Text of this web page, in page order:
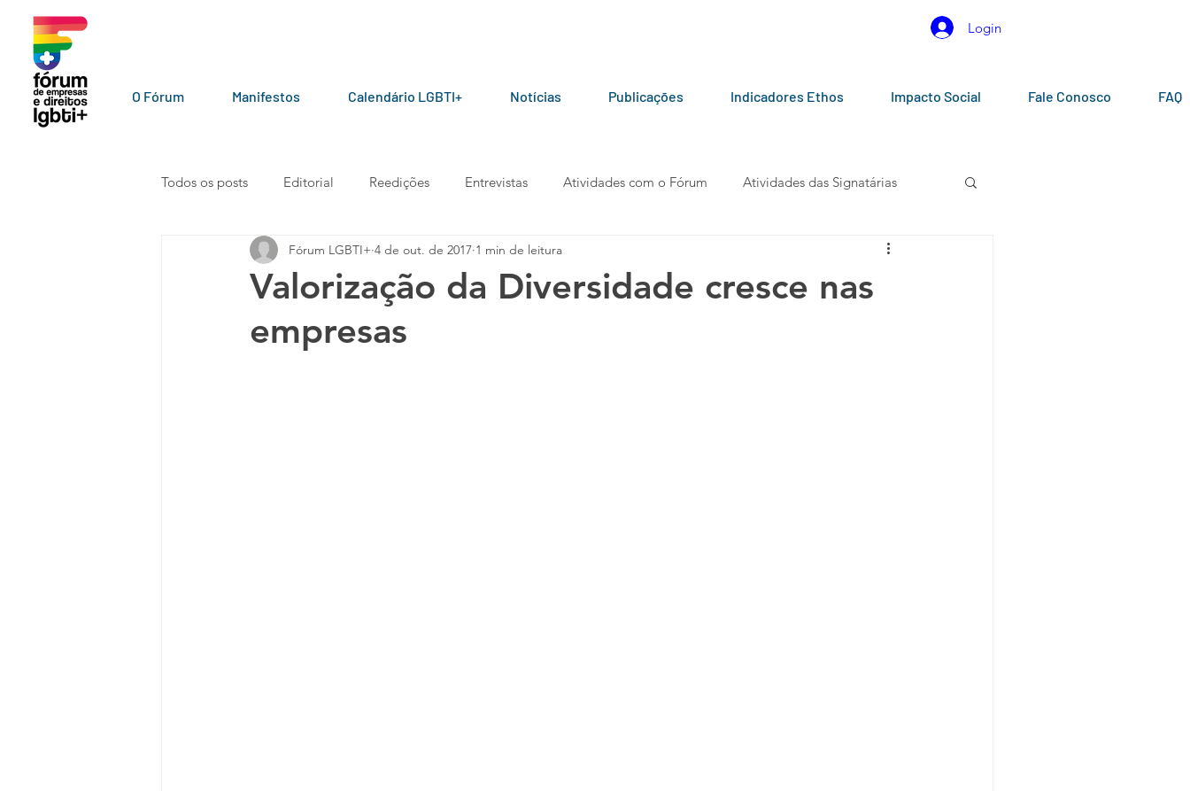
Login
O Fórum Manifestos Calendário LGBTI+ Notícias Publicações Indicadores Ethos Impacto Social Fale Conosco FAQ
Todos os posts Editorial Reedições Entrevistas Atividades com o Fórum Atividades das Signatárias
LGBT+ pelo mundo Por parceiros do Fórum Manuais e Cartilhas Calendários
101010 Carta aberta
Valorização da Diversidade cresce nas
empresas
Fórum LGBTI+ 4 de out. de 2017 1 min de leitura